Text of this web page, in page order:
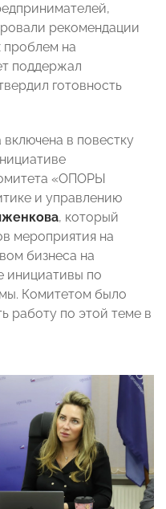
рекомендации
проблем на
поддержал
готовность
в повестку
«ОПОРЫ
и управлению
, который
мероприятия на
бизнеса на
инициативы по
Комитетом было
работу по этой теме в